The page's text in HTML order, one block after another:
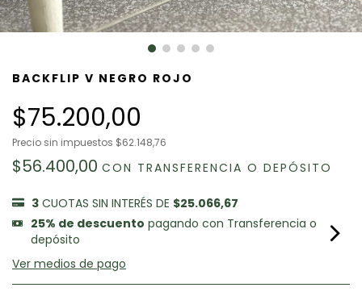
BACKFLIP V NEGRO ROJO
$75.200,00
Precio sin impuestos $62.148,76
$56.400,00 CON TRANSFERENCIA O DEPÓSITO
3 CUOTAS SIN INTERÉS DE $25.066,67
25% de descuento pagando con Transferencia o
depósito
Ver medios de pago